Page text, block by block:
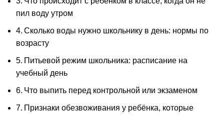
пил воду утром
Сколько воды нужно школьнику в день: нормы по
возрасту
Питьевой режим школьника: расписание на
учебный день
Что выпить перед контрольной или экзаменом
Признаки обезвоживания у ребёнка, которые